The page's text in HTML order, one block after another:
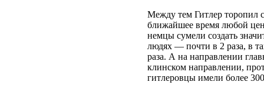
Между тем Гитлер торопил
ближайшее время любой
немцы сумели создать
людях — почти в 2 раза, в
раза. А на направлении
клинском направлении,
гитлеровцы имели более